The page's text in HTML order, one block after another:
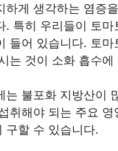
하게 생각하는 염증
. 특히 우리들이 토
들어 있습니다. 토
는 것이 소화 흡수에
는 불포화 지방산이
취해야 되는 주요
구할 수 있습니다.